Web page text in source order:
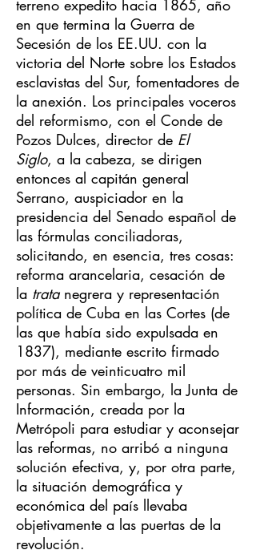
terreno expedito hacia 1865, año
en que termina la Guerra de
Secesión de los EE.UU. con la
victoria del Norte sobre los Estados
esclavistas del Sur, fomentadores de
la anexión. Los principales voceros
del reformismo, con el Conde de
Pozos Dulces, director de El
Siglo, a la cabeza, se dirigen
entonces al capitán general
Serrano, auspiciador en la
presidencia del Senado español de
las fórmulas conciliadoras,
solicitando, en esencia, tres cosas:
reforma arancelaria, cesación de
la tratanegrera y representación
política de Cuba en las Cortes (de
las que había sido expulsada en
1837), mediante escrito firmado
por más de veinticuatro mil
personas. Sin embargo, la Junta de
Información, creada por la
Metrópoli para estudiar y aconsejar
las reformas, no arribó a ninguna
solución efectiva, y, por otra parte,
la situación demográfica y
económica del país llevaba
objetivamente a las puertas de la
revolución.